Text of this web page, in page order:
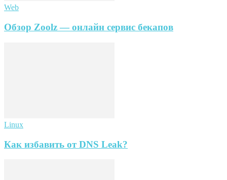
Web
Обзор Zoolz — онлайн сервис бекапов
Linux
Как избавить от DNS Leak?